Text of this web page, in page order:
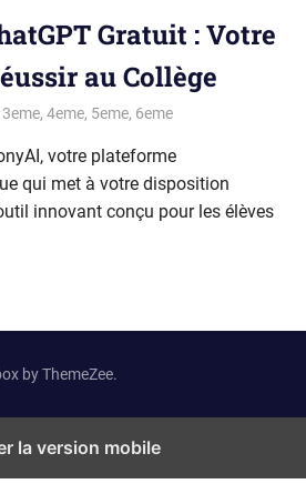
Gratuit : Votre
au Collège
3eme, 4eme, 5eme, 6eme
votre plateforme
qui met à votre disposition
innovant conçu pour les élèves
by ThemeZee.
la version mobile